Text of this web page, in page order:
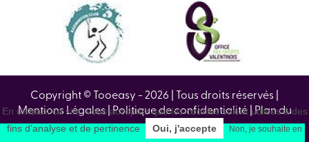
Copyright © Tooeasy - 2026 | Tous droits réservés|
Mentions Légales|Politique de confidentialité|Plan du
site
En utilisant ce site, vous acceptez que les cookies soient utilisés à des
fins d'analyse et de pertinence
Oui, j'accepte Non, je souhaite en